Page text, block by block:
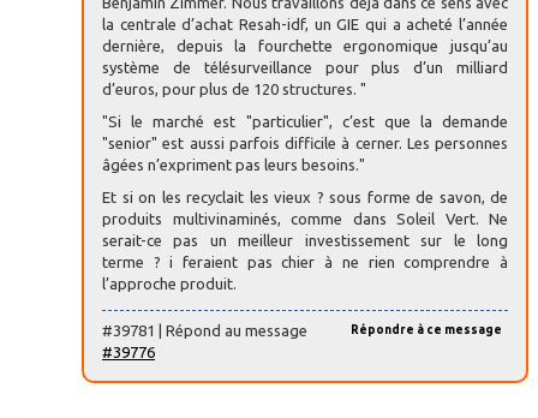
la centrale d’achat Resah-idf, un GIE qui a acheté l’année
dernière, depuis la fourchette ergonomique jusqu’au
système de télésurveillance pour plus d’un milliard
d’euros, pour plus de 120 structures. "
"Si le marché est "particulier", c’est que la demande
"senior" est aussi parfois difficile à cerner. Les personnes
âgées n’expriment pas leurs besoins."
Et si on les recyclait les vieux ? sous forme de savon, de
produits multivinaminés, comme dans Soleil Vert. Ne
serait-ce pas un meilleur investissement sur le long
terme ? i feraient pas chier à ne rien comprendre à
l’approche produit.
Répondre à ce message
#39781 | Répond au message
#39776